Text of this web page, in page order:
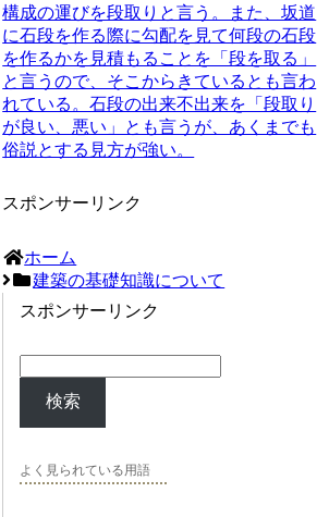
構成の運びを段取りと言う。また、坂道
に石段を作る際に勾配を見て何段の石段
を作るかを見積もることを「段を取る」
と言うので、そこからきているとも言わ
れている。石段の出来不出来を「段取り
が良い、悪い」とも言うが、あくまでも
俗説とする見方が強い。
スポンサーリンク
ホーム
建築の基礎知識について
スポンサーリンク
検索
よく見られている用語